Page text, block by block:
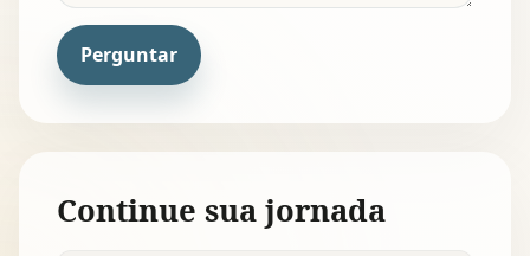
Perguntar
Continue sua jornada